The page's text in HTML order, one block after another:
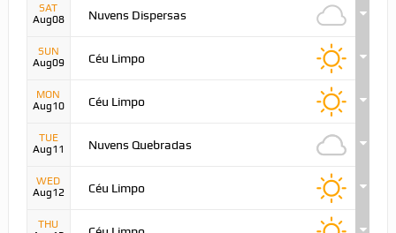
SAT
Aug08
Nuvens Dispersas
SUN
Aug09
Céu Limpo
MON
Aug10
Céu Limpo
TUE
Aug11
Nuvens Quebradas
WED
Aug12
Céu Limpo
THU